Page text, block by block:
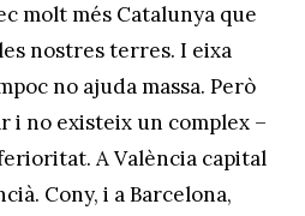
molt més Catalunya que
nostres terres. I eixa
no ajuda massa. Però
i no existeix un complex –
A València capital
Cony, i a Barcelona,